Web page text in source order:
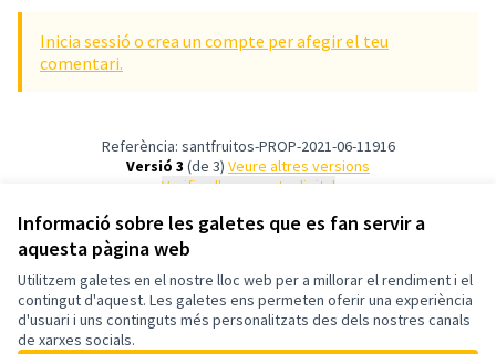
Informació sobre les galetes que es fan servir a
aquesta pàgina web
Utilitzem galetes en el nostre lloc web per a millorar el rendiment i el
contingut d'aquest. Les galetes ens permeten oferir una experiència
d'usuari i uns continguts més personalitzats des dels nostres canals
de xarxes socials.
Inicia sessió o crea un compte per afegir el teu
comentari.
Referència: santfruitos-PROP-2021-06-11916
Versió 3 (de 3)
veure altres versions
Verifica l'empremta digital
Termes i condicions d'ús
Configuració de les galetes
Sant Fruitós de Bages Participa a X
(Enllaç extern)
Sant Fruitós de Bages Participa a Facebook
(Enllaç extern)
Sant Fruitós de Bages Participa a Instagram
(Enllaç extern)
Sant Fruitós de Bages Participa a YouTube
(Enllaç extern)
Triar la llenguaElegir el idioma